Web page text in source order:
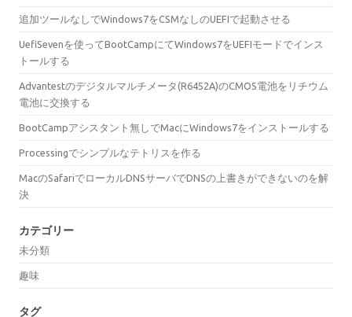
追加ツールなしでWindows7をCSMなしのUEFIで起動させる
UefiSevenを使ってBootCampにてWindows7をUEFIモードでインス
トールする
Advantestのデジタルマルチメータ(R6452A)のCMOS電池をリチウム
電池に交換する
BootCampアシスタント無しでMacにWindows7をインストールする
Processingでシンプルなテトリスを作る
MacのSafariでローカルDNSサーバでDNSの上書きができないのを解
決
カテゴリー
未分類
趣味
タグ